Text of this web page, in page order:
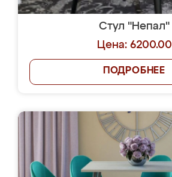
Стул "Непал"
Цена: 6200.00
ПОДРОБНЕЕ